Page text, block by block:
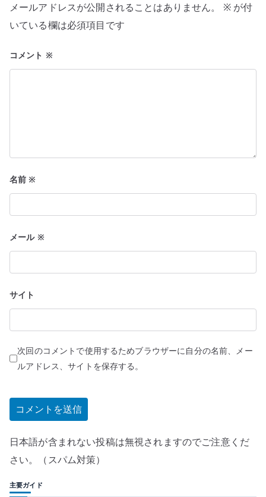
ョ
ン
メールアドレスが公開されることはありません。 ※が付
いている欄は必須項目です
コメント ※
名前※
メール ※
サイト
次回のコメントで使用するためブラウザーに自分の名前、メー
ルアドレス、サイトを保存する。
日本語が含まれない投稿は無視されますのでご注意くだ
さい。（スパム対策）
主要ガイド